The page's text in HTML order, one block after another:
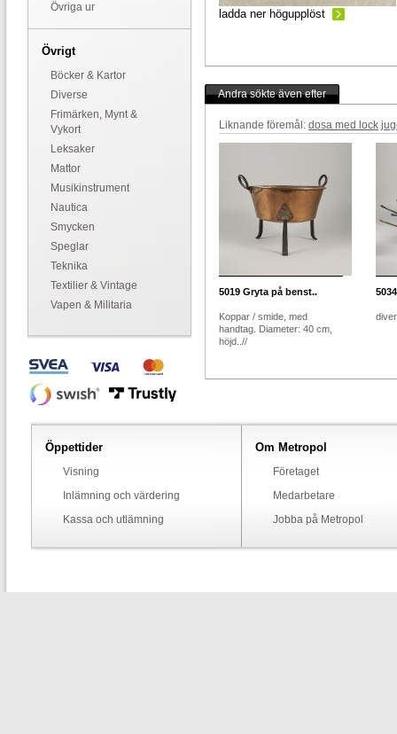
Övriga ur
Övrigt
Böcker & Kartor
Diverse
Frimärken, Mynt &
Vykort
Leksaker
Mattor
Musikinstrument
Nautica
Smycken
Speglar
Teknika
Textilier & Vintage
Vapen & Militaria
ladda ner högupplöst
Andra sökte även efter
Liknande föremål: dosa med lock
5019 Gryta på benst..
Koppar / smide, med
handtag. Diameter: 40 cm,
höjd..//
5034
Öppettider
Visning
Inlämning och värdering
Kassa och utlämning
Om Metropol
Företaget
Medarbetare
Jobba på Metropol